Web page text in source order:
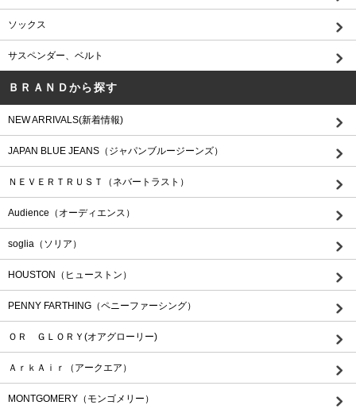
ソックス
サスペンダー、ベルト
ＢＲＡＮＤから探す
NEW ARRIVALS(新着情報)
JAPAN BLUE JEANS（ジャパンブルージーンズ）
ＮＥＶＥＲＴＲＵＳＴ（ネバートラスト）
Audience（オーディエンス）
soglia（ソリア）
HOUSTON（ヒューストン）
PENNY FARTHING（ペニーファーシング）
ＯＲ ＧＬＯＲＹ(オアグローリー)
ＡｒｋＡｉｒ（アークエア）
MONTGOMERY（モンゴメリー）